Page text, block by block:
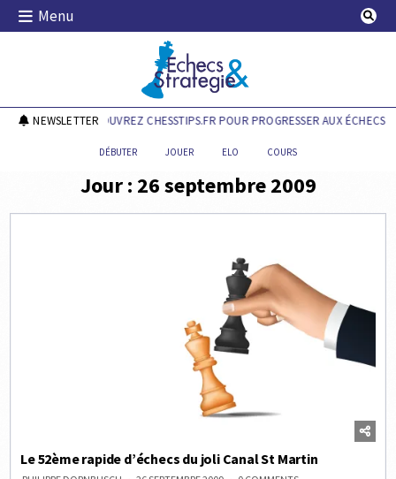
Skip
Menu
Echecs & Stratégie
NEWSLETTERDÉCOUVREZ CHESSTIPS.FR POUR PROGRESSER AUX ÉCHECS !
DÉBUTER JOUER ELO COURS
Jour : 26 septembre 2009
Le 52ème rapide d’échecs du joli Canal St Martin